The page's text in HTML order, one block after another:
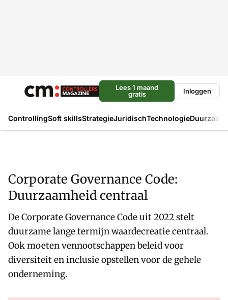
Lees 1 maand
gratis
Inloggen
ControllingSoft skillsStrategieJuridischTechnologie
Corporate Governance Code:
Duurzaamheid centraal
De Corporate Governance Code uit 2022 stelt
duurzame lange termijn waardecreatie centraal.
Ook moeten vennootschappen beleid voor
diversiteit en inclusie opstellen voor de gehele
onderneming.